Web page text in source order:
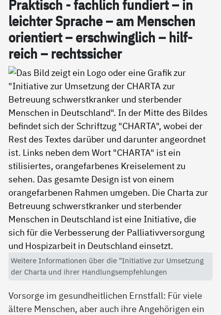
Prak­tisch - fach­lich fun­diert – in
leich­ter Spra­che – am Men­schen
ori­en­tiert – er­schwing­lich – hil­f­
reich – rechts­si­cher
Weitere Informationen über die "Initiative zur Umsetzung
der Charta und ihrer Handlungsempfehlungen
Vorsorge im gesundheitlichen Ernstfall: Für viele
ältere Menschen, aber auch ihre Angehörigen ein